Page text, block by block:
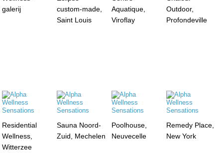
galerij
custom-made,
Saint Louis
Aquatique,
Viroflay
Outdoor,
Profondeville
Residential
Wellness,
Witterzee
Sauna Noord-
Zuid, Mechelen
Poolhouse,
Neuvecelle
Remedy Place,
New York